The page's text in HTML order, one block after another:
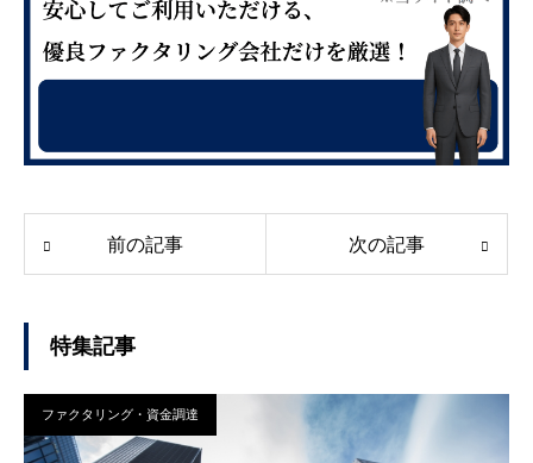
前の記事 次の記事
特集記事
ファクタリング・資金調達